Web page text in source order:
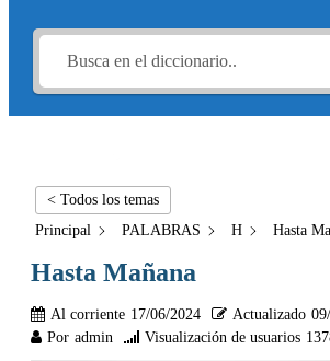
< Todos los temas
Principal
PALABRAS H Hasta
Hasta Mañana
Al corriente 17/06/2024 Actualizado
Por admin Visualización de usuarios